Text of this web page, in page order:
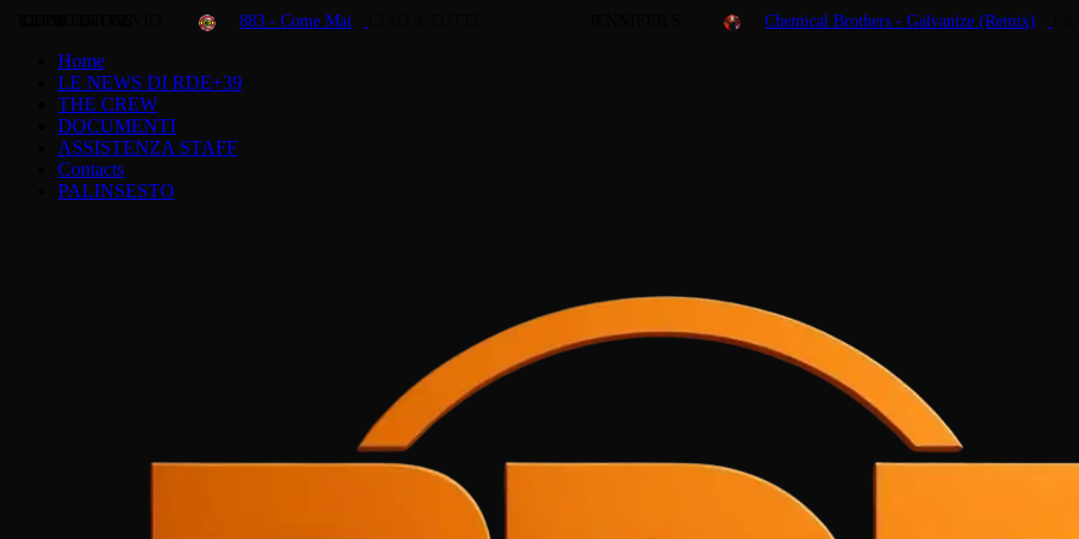
883 - Come Mai Chemical Brothers - Galvanize (Remix)
Home
LE NEWS DI RDE+39
THE CREW
DOCUMENTI
ASSISTENZA STAFF
Contacts
PALINSESTO